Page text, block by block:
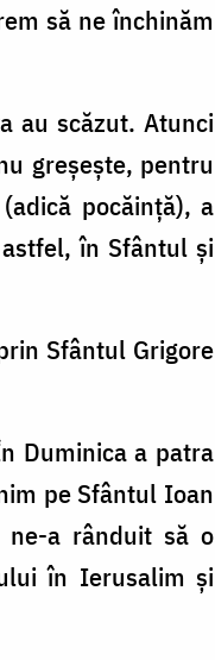
să ne închinăm
au scăzut. Atunci
greşeşte, pentru
pocăinţă), a
în Sfântul şi
Sfântul Grigore
Duminica a patra
pe Sfântul Ioan
ne-a rânduit să o
în Ierusalim şi